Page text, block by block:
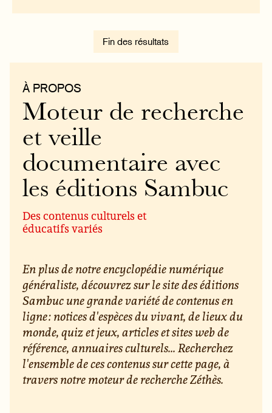
Fin des résultats
À PROPOS
Moteur de recherche
et veille
documentaire avec
les éditions Sambuc
Des contenus culturels et
éducatifs variés
En plus de notre encyclopédie numérique
généraliste, découvrez sur le site des éditions
Sambuc une grande variété de contenus en
ligne : notices d'espèces du vivant, de lieux du
monde, quiz et jeux, articles et sites web de
référence, annuaires culturels... Recherchez
l'ensemble de ces contenus sur cette page, à
travers notre moteur de recherche Zéthès.